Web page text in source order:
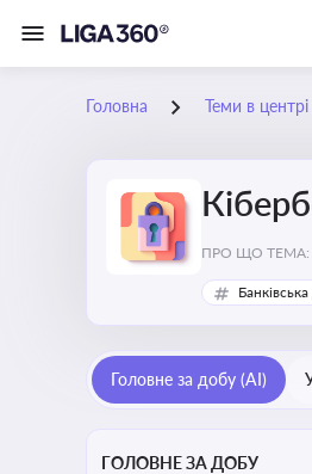
Головна Теми в центрі
ПРО ЩО ТЕМА:
Банківська
Головне за добу (AI)
ГОЛОВНЕ ЗА ДОБУ